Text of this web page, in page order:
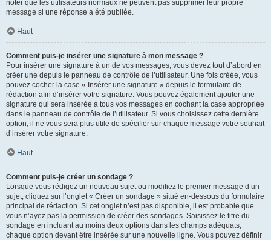
noter que les utilisateurs normaux ne peuvent pas supprimer leur propre
message si une réponse a été publiée.
Haut
Comment puis-je insérer une signature à mon message ?
Pour insérer une signature à un de vos messages, vous devez tout d’abord en
créer une depuis le panneau de contrôle de l’utilisateur. Une fois créée, vous
pouvez cocher la case « Insérer une signature » depuis le formulaire de
rédaction afin d’insérer votre signature. Vous pouvez également ajouter une
signature qui sera insérée à tous vos messages en cochant la case appropriée
dans le panneau de contrôle de l’utilisateur. Si vous choisissez cette dernière
option, il ne vous sera plus utile de spécifier sur chaque message votre souhait
d’insérer votre signature.
Haut
Comment puis-je créer un sondage ?
Lorsque vous rédigez un nouveau sujet ou modifiez le premier message d’un
sujet, cliquez sur l’onglet « Créer un sondage » situé en-dessous du formulaire
principal de rédaction. Si cet onglet n’est pas disponible, il est probable que
vous n’ayez pas la permission de créer des sondages. Saisissez le titre du
sondage en incluant au moins deux options dans les champs adéquats,
chaque option devant être insérée sur une nouvelle ligne. Vous pouvez définir